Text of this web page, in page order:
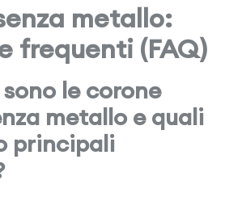
metallo:
frequenti (FAQ)
le corone
metallo e quali
principali